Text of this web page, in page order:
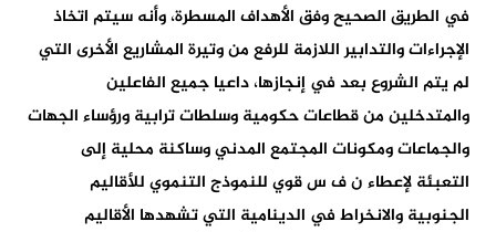
في الطريق الصحيح وفق الأهداف المسطرة، وأنه سيتم اتخاذ
الإجراءات والتدابير اللازمة للرفع من وتيرة المشاريع الأخرى التي
لم يتم الشروع بعد في إنجازها، داعيا جميع الفاعلين
والمتدخلين من قطاعات حكومية وسلطات ترابية ورؤساء الجهات
والجماعات ومكونات المجتمع المدني وساكنة محلية إلى
التعبئة لإعطاء ن ف س قوي للنموذج التنموي للأقاليم
الجنوبية والانخراط في الدينامية التي تشهدها الأقاليم